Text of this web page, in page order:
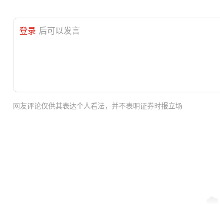
登录 后可以发言
网友评论仅供其表达个人看法，并不表明证券时报立场